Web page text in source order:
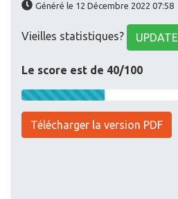
Généré le 12 Décembre 2022 07:58
Vieilles statistiques? UPDATE
Le score est de 40/100
Télécharger la version PDF